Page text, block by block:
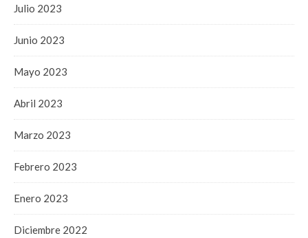
Julio 2023
Junio 2023
Mayo 2023
Abril 2023
Marzo 2023
Febrero 2023
Enero 2023
Diciembre 2022